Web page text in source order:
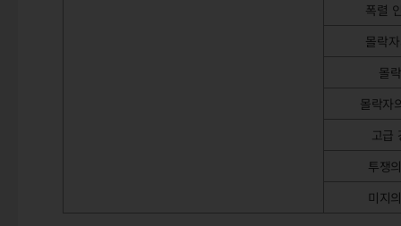
폭렬
몰락
몰
몰락자
고급
투쟁
미지